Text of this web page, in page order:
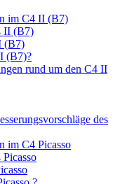
im C4 II (B7)
II (B7)
(B7)
(B7)?
rund um den C4 II
des
im C4 Picasso